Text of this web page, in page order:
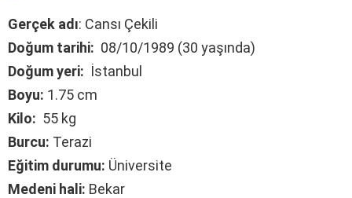
Gerçek adı: Cansı Çekili
Doğum tarihi: 08/10/1989 (30 yaşında)
Doğum yeri: İstanbul
Boyu: 1.75 cm
Kilo: 55 kg
Burcu: Terazi
Eğitim durumu: Üniversite
Medeni hali: Bekar